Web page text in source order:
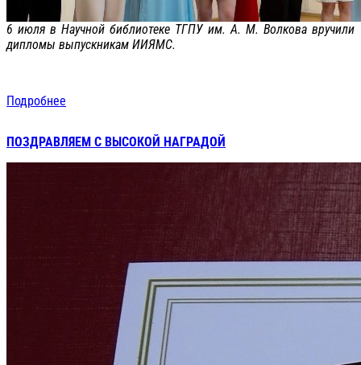
6 июля в Научной библиотеке ТГПУ им. А. М. Волкова вручили
дипломы выпускникам ИИЯМС.
Подробнее
ПОЗДРАВЛЯЕМ С ВЫСОКОЙ НАГРАДОЙ